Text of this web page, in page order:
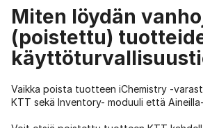
Miten löydän
(poistettu)
Vaikka poista tuotteen iChemistry -
KTT sekä Inventory- moduuli että